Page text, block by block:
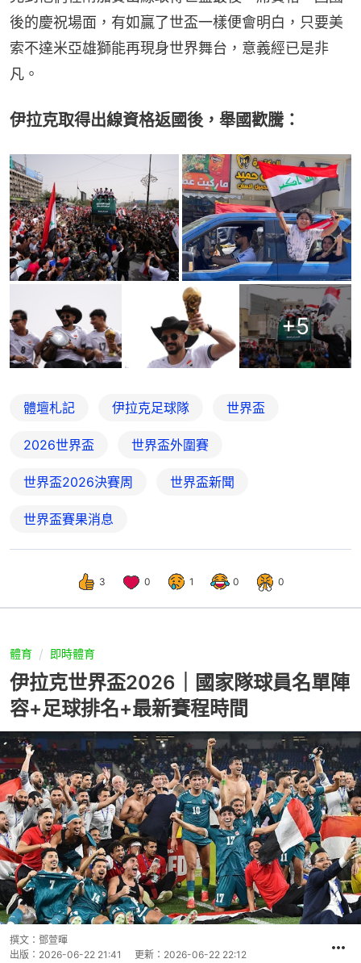
後的慶祝場面，有如贏了世盃一樣便會明白，只要美
索不達米亞雄獅能再現身世界舞台，意義經已是非
凡。
伊拉克取得出線資格返國後，舉國歡騰：
+5
體壇札記 伊拉克足球隊 世界盃
2026世界盃 世界盃外圍賽
世界盃2026決賽周 世界盃新聞
世界盃賽果消息
3 0 1 0 0
體育 即時體育
伊拉克世界盃2026｜國家隊球員名單陣
容+足球排名+最新賽程時間
撰文： 鄧萱暉
出版： 2026-06-22 21:41 更新： 2026-06-22 22:12